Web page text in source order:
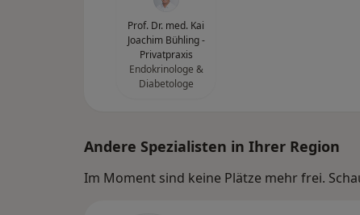
Prof. Dr. med. Kai
Joachim Bühling -
Privatpraxis
Endokrinologe &
Diabetologe
Andere Spezialisten in Ihrer Region
Im Moment sind keine Plätze mehr frei.